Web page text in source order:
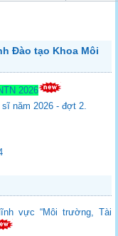
Đào tạo Khoa Môi
2026
năm 2026 - đợt 2.
vực “Môi trường, Tài